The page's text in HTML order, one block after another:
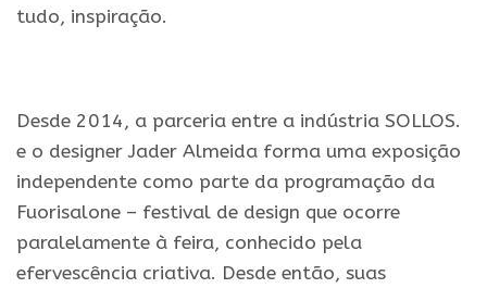
tudo, inspiração.
Desde 2014, a parceria entre a indústria SOLLOS.
e o designer Jader Almeida forma uma exposição
independente como parte da programação da
Fuorisalone – festival de design que ocorre
paralelamente à feira, conhecido pela
efervescência criativa. Desde então, suas